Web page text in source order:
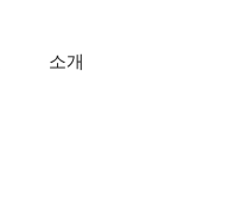
소개